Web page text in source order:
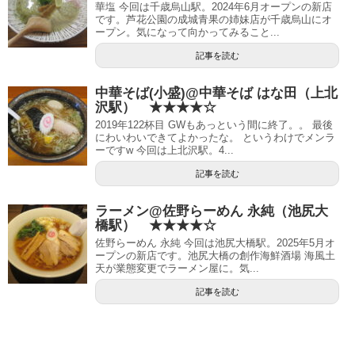
華塩 今回は千歳烏山駅。2024年6月オープンの新店
です。芦花公園の成城青果の姉妹店が千歳烏山にオ
ープン。気になって向かってみること...
記事を読む
中華そば(小盛)@中華そば はな田（上北
沢駅） ★★★★☆
2019年122杯目 GWもあっという間に終了。。 最後
にわいわいできてよかったな。 というわけでメンラ
ーですw 今回は上北沢駅。4...
記事を読む
ラーメン@佐野らーめん 永純（池尻大
橋駅） ★★★★☆
佐野らーめん 永純 今回は池尻大橋駅。2025年5月オ
ープンの新店です。池尻大橋の創作海鮮酒場 海風土
天が業態変更でラーメン屋に。気...
記事を読む